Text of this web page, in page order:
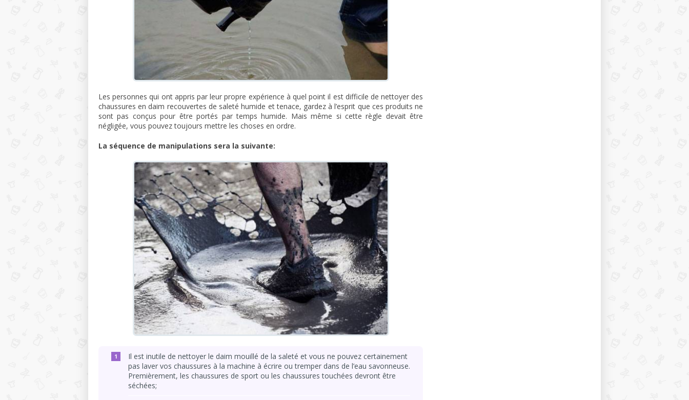
Les personnes qui ont appris par leur propre expérience à quel point il est difficile de nettoyer des
chaussures en daim recouvertes de saleté humide et tenace, gardez à l’esprit que ces produits ne
sont pas conçus pour être portés par temps humide. Mais même si cette règle devait être
négligée, vous pouvez toujours mettre les choses en ordre.
La séquence de manipulations sera la suivante:
Il est inutile de nettoyer le daim mouillé de la saleté et vous ne pouvez certainement
pas laver vos chaussures à la machine à écrire ou tremper dans de l’eau savonneuse.
Premièrement, les chaussures de sport ou les chaussures touchées devront être
séchées;